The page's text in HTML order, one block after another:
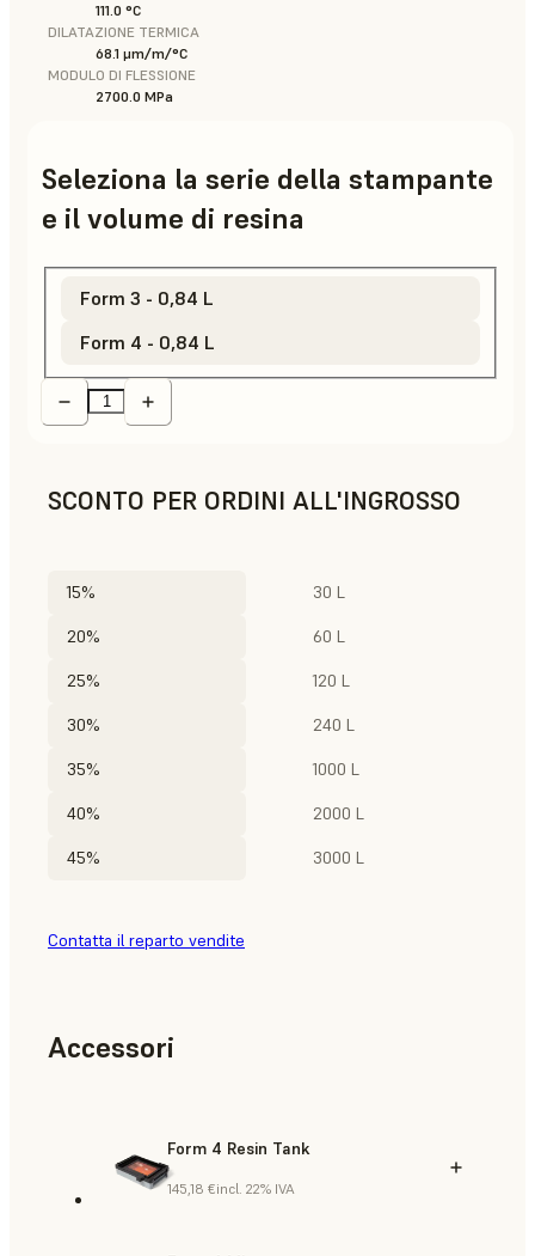
111.0 °C
DILATAZIONE TERMICA
68.1 μm/m/°C
MODULO DI FLESSIONE
2700.0 MPa
Seleziona la serie della stampante
e il volume di resina
Form 3 - 0,84 L
Form 4 - 0,84 L
SCONTO PER ORDINI ALL'INGROSSO
15% 30 L
20% 60 L
25% 120 L
30% 240 L
35% 1000 L
40% 2000 L
45% 3000 L
Contatta il reparto vendite
Accessori
Form 4 Resin Tank
145,18 €incl. 22% IVA